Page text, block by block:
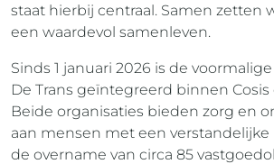
staat hierbij centraal. Samen zetten
een waardevol samenleven.
Sinds 1 januari 2026 is de
De Trans geïntegreerd binnen
Beide organisaties bieden zorg en
aan mensen met een
de overname van circa 85